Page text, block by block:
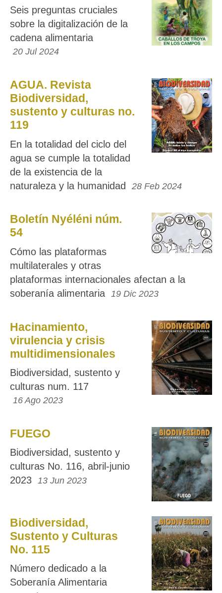
Seis preguntas cruciales
sobre la digitalización de la
cadena alimentaria
20 Jul 2024
AGUA. Revista
Biodiversidad,
sustento y culturas no.
119
En la totalidad del ciclo del
agua se cumple la totalidad
de la existencia de la
naturaleza y la humanidad
28 Feb 2024
Boletín Nyéléni núm.
54
Cómo las plataformas
multilaterales y otras
plataformas internacionales afectan a la
soberanía alimentaria
19 Dic 2023
Hacinamiento,
virulencia y crisis
multidimensionales
Biodiversidad, sustento y
culturas num. 117
16 Ago 2023
FUEGO
Biodiversidad, sustento y
culturas No. 116, abril-junio
2023 13 Jun 2023
Biodiversidad,
Sustento y Culturas
No. 115
Número dedicado a la
Soberanía Alimentaria